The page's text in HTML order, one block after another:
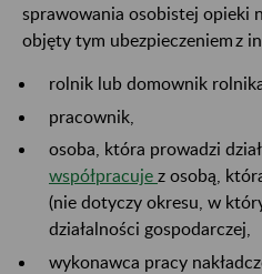
sprawowania osobistej opieki
objęty tym ubezpieczeniem z
rolnik lub domownik
pracownik,
osoba, która prowadzi
współpracuje z osobą,
(nie dotyczy okresu, w
działalności gospodarczej,
wykonawca pracy